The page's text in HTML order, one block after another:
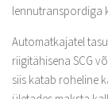
lennutranspordiga
Automatkajatel
riigitähisena SCG
siis katab roheline